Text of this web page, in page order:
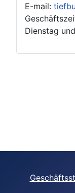
E-mail:
Dienstag